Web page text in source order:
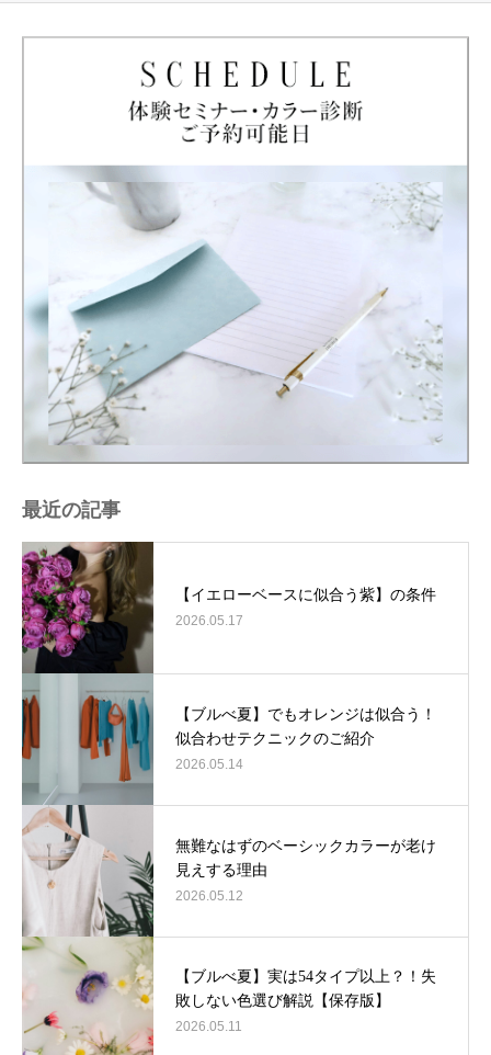
最近の記事
【イエローベースに似合う紫】の条件
2026.05.17
【ブルべ夏】でもオレンジは似合う！
似合わせテクニックのご紹介
2026.05.14
無難なはずのベーシックカラーが老け
見えする理由
2026.05.12
【ブルべ夏】実は54タイプ以上？！失
敗しない色選び解説【保存版】
2026.05.11